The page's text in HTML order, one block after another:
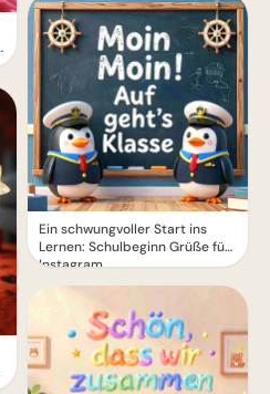
Ein schwungvoller Start ins
Lernen: Schulbeginn Grüße für
Instagram